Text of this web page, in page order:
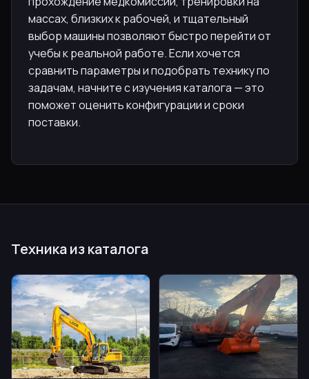
массах, близких к рабочей, и тщательный
выбор машины позволяют быстро перейти от
учебы к реальной работе. Если хочется
сравнить параметры и подобрать технику по
задачам, начните с изучения каталога — это
поможет оценить конфигурации и сроки
поставки.
Техника из каталога